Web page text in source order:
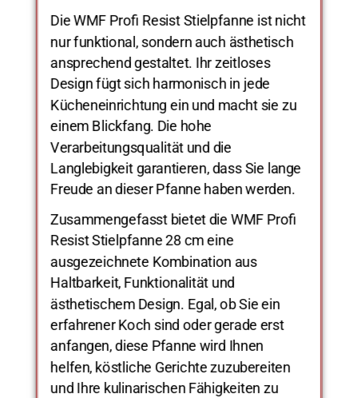
Die WMF Profi Resist Stielpfanne ist nicht
nur funktional, sondern auch ästhetisch
ansprechend gestaltet. Ihr zeitloses
Design fügt sich harmonisch in jede
Kücheneinrichtung ein und macht sie zu
einem Blickfang. Die hohe
Verarbeitungsqualität und die
Langlebigkeit garantieren, dass Sie lange
Freude an dieser Pfanne haben werden.
Zusammengefasst bietet die WMF Profi
Resist Stielpfanne 28 cm eine
ausgezeichnete Kombination aus
Haltbarkeit, Funktionalität und
ästhetischem Design. Egal, ob Sie ein
erfahrener Koch sind oder gerade erst
anfangen, diese Pfanne wird Ihnen
helfen, köstliche Gerichte zuzubereiten
und Ihre kulinarischen Fähigkeiten zu